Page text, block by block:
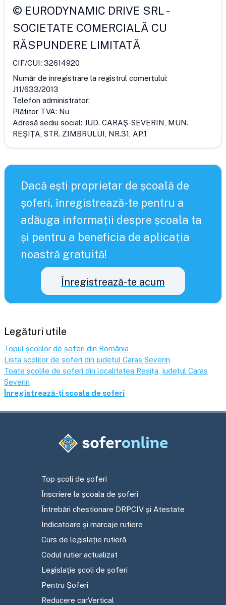
© EURODYNAMIC DRIVE SRL-
SOCIETATE COMERCIALĂ CU
RĂSPUNDERE LIMITATĂ
CIF/CUI: 32614920
Număr de înregistrare la registrul comerțului:
J11/633/2013
Telefon administrator:
Plătitor TVA: Nu
Adresă sediu social: JUD. CARAŞ-SEVERIN, MUN.
REŞIŢA, STR. ZIMBRULUI, NR.31, AP.1
Dacă ești proprietar de școală de
șoferi, înregistrează-te pentru a
adăuga informații despre școala ta
și pentru a beneficia de aplicația
noastră gratuită!
Înregistrează-te acum
Legături utile
Topul școlilor de șoferi din România
Lista școlilor de șoferi din județul Caraș Severin
Toate școlile de șoferi din localitatea Reșița , județul Caraș
Severin
Înregistrează-ți școala de șoferi
Top școli de șoferi
Înscriere la școala de șoferi
Întrebări chestionare DRPCIV și Atestate
Indicatoare și marcaje rutiere
Curs de legislație rutieră
Codul rutier actualizat
Legislație școli de șoferi
Pentru Șoferi
Reducere carVertical